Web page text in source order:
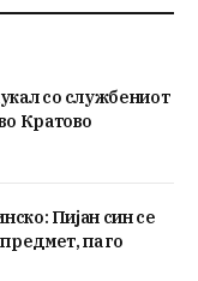
со службениот
Кратово
Пијан син се
па го